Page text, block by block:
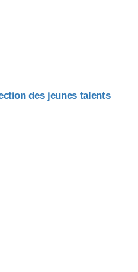
des jeunes talents